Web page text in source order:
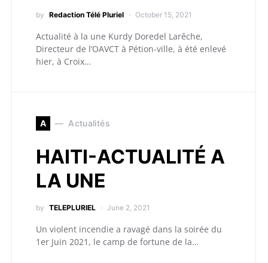
by Redaction Télé Pluriel October 15, 2021
Actualité à la une Kurdy Doredel Larêche,
Directeur de l’OAVCT à Pétion-ville, à été enlevé
hier, à Croix…
A Actualités
HAITI-ACTUALITÉ A
LA UNE
by TELEPLURIEL June 2, 2021
Un violent incendie a ravagé dans la soirée du
1er Juin 2021, le camp de fortune de la…